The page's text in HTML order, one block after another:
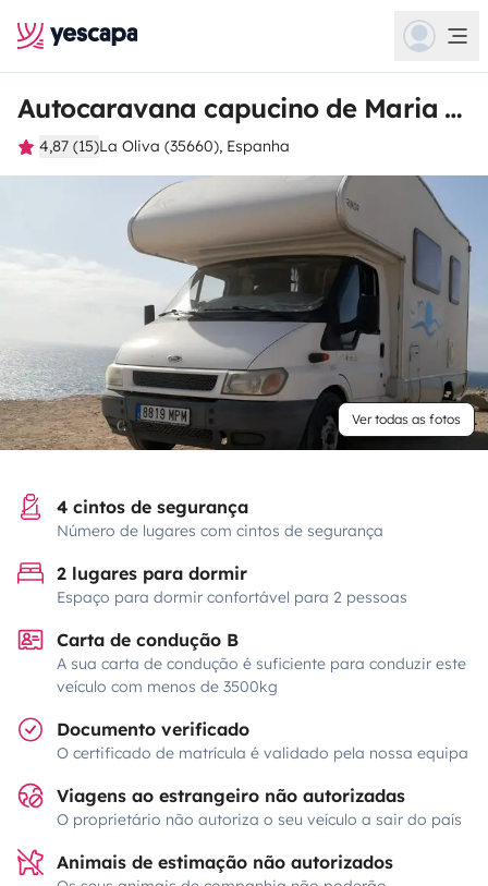
Autocaravana capucino de Maria Rosaria
4,87 (15)La Oliva (35660), Espanha
Ver todas as fotos
4 cintos de segurança
Número de lugares com cintos de segurança
2 lugares para dormir
Espaço para dormir confortável para 2 pessoas
Carta de condução B
A sua carta de condução é suficiente para conduzir este
veículo com menos de 3500kg
Documento verificado
O certificado de matrícula é validado pela nossa equipa
Viagens ao estrangeiro não autorizadas
O proprietário não autoriza o seu veículo a sair do país
Animais de estimação não autorizados